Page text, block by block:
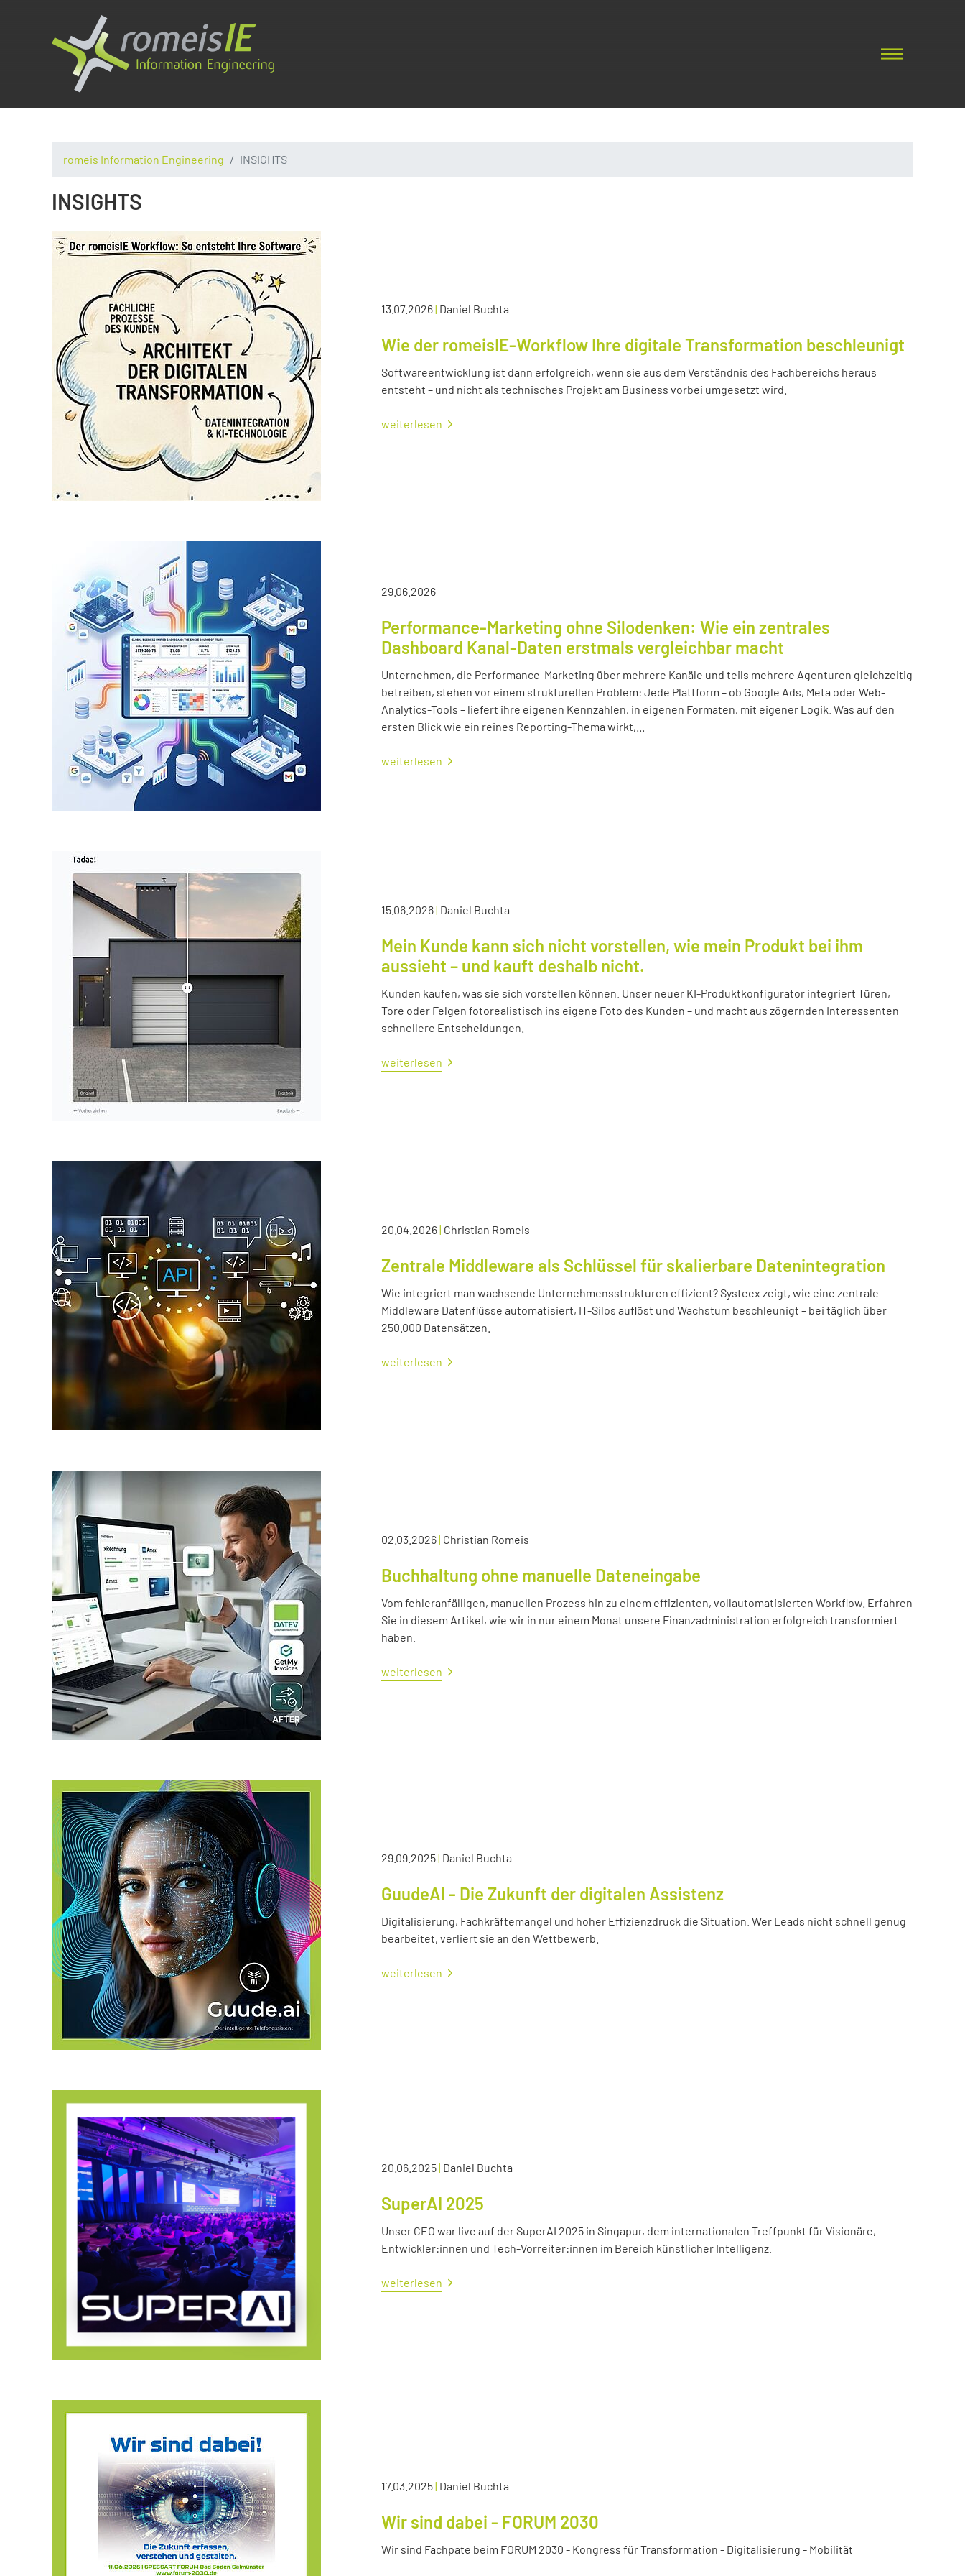
romeis Information Engineering INSIGHTS
INSIGHTS
13.07.2026| Daniel Buchta
Wie der romeisIE-Workflow Ihre digitale Transformation beschleunigt
Softwareentwicklung ist dann erfolgreich, wenn sie aus dem Verständnis des Fachbereichs heraus
entsteht – und nicht als technisches Projekt am Business vorbei umgesetzt wird.
weiterlesen
29.06.2026
Performance-Marketing ohne Silodenken: Wie ein zentrales
Dashboard Kanal-Daten erstmals vergleichbar macht
Unternehmen, die Performance-Marketing über mehrere Kanäle und teils mehrere Agenturen gleichzeitig
betreiben, stehen vor einem strukturellen Problem: Jede Plattform – ob Google Ads, Meta oder Web-
Analytics-Tools – liefert ihre eigenen Kennzahlen, in eigenen Formaten, mit eigener Logik. Was auf den
ersten Blick wie ein reines Reporting-Thema wirkt,...
weiterlesen
15.06.2026| Daniel Buchta
Mein Kunde kann sich nicht vorstellen, wie mein Produkt bei ihm
aussieht – und kauft deshalb nicht.
Kunden kaufen, was sie sich vorstellen können. Unser neuer KI-Produktkonfigurator integriert Türen,
Tore oder Felgen fotorealistisch ins eigene Foto des Kunden – und macht aus zögernden Interessenten
schnellere Entscheidungen.
weiterlesen
20.04.2026| Christian Romeis
Zentrale Middleware als Schlüssel für skalierbare Datenintegration
Wie integriert man wachsende Unternehmensstrukturen effizient? Systeex zeigt, wie eine zentrale
Middleware Datenflüsse automatisiert, IT-Silos auflöst und Wachstum beschleunigt – bei täglich über
250.000 Datensätzen.
weiterlesen
02.03.2026| Christian Romeis
Buchhaltung ohne manuelle Dateneingabe
Vom fehleranfälligen, manuellen Prozess hin zu einem effizienten, vollautomatisierten Workflow. Erfahren
Sie in diesem Artikel, wie wir in nur einem Monat unsere Finanzadministration erfolgreich transformiert
haben.
weiterlesen
29.09.2025| Daniel Buchta
GuudeAI - Die Zukunft der digitalen Assistenz
Digitalisierung, Fachkräftemangel und hoher Effizienzdruck die Situation. Wer Leads nicht schnell genug
bearbeitet, verliert sie an den Wettbewerb.
weiterlesen
20.06.2025| Daniel Buchta
SuperAI 2025
Unser CEO war live auf der SuperAI 2025 in Singapur, dem internationalen Treffpunkt für Visionäre,
Entwickler:innen und Tech-Vorreiter:innen im Bereich künstlicher Intelligenz.
weiterlesen
17.03.2025| Daniel Buchta
Wir sind dabei - FORUM 2030
Wir sind Fachpate beim FORUM 2030 - Kongress für Transformation - Digitalisierung - Mobilität